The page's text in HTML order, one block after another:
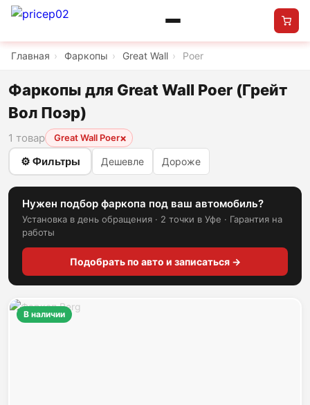
Главная › Фаркопы › Great Wall › Poer
Фаркопы для Great Wall Poer (Грейт
Вол Поэр)
1 товар Great Wall Poer×
⚙ Фильтры Дешевле Дороже
Нужен подбор фаркопа под ваш автомобиль?
Установка в день обращения · 2 точки в Уфе · Гарантия на
работы
Подобрать по авто и записаться →
В наличии